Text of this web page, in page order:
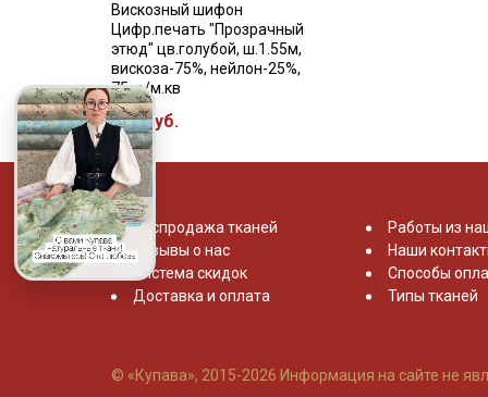
Вискозный шифон
Цифр.печать "Прозрачный
этюд" цв.голубой, ш.1.55м,
вискоза-75%, нейлон-25%,
75гр/м.кв
670 руб.
Распродажа тканей
Отзывы о нас
Система скидок
Доставка и оплата
Работы из
Наши
Способы
Типы тканей
© «Купава», 2015-2026 Информация на сайте не